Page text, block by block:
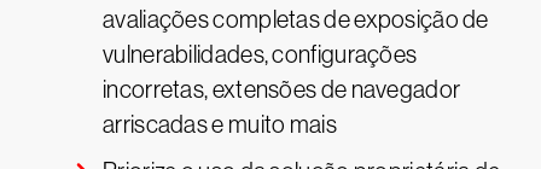
avaliações completas de exposição de
vulnerabilidades, configurações
incorretas, extensões de navegador
arriscadas e muito mais